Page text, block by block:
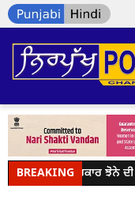
BREAKING
ਕੇਂਦਰ ਸਰਕਾਰ ਝੋਨੇ ਦੀ